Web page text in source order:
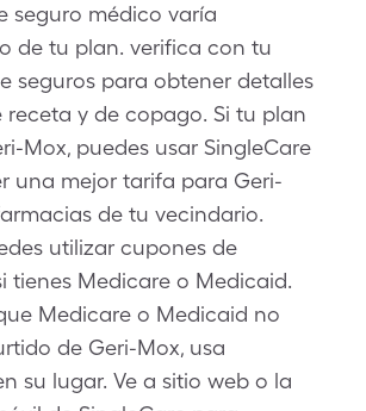
seguro médico varía
de tu plan. verifica con tu
seguros para obtener detalles
receta y de copago. Si tu plan
Mox, puedes usar SingleCare
una mejor tarifa para Geri-
de tu vecindario.
utilizar cupones de
tienes Medicare o Medicaid.
Medicare o Medicaid no
de Geri-Mox, usa
su lugar. Ve a sitio web o la